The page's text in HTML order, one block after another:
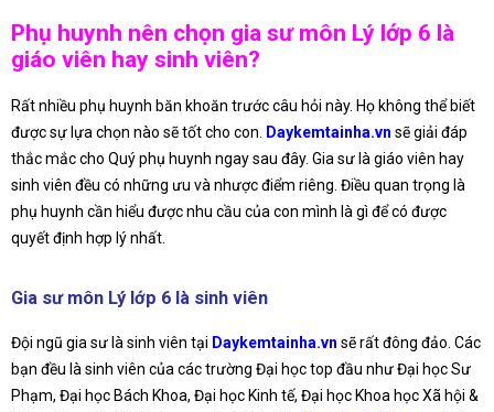
Phụ huynh nên chọn gia sư môn Lý lớp 6 là
giáo viên hay sinh viên?
Rất nhiều phụ huynh băn khoăn trước câu hỏi này. Họ không thể biết
được sự lựa chọn nào sẽ tốt cho con. Daykemtainha.vn sẽ giải đáp
thắc mắc cho Quý phụ huynh ngay sau đây. Gia sư là giáo viên hay
sinh viên đều có những ưu và nhược điểm riêng. Điều quan trọng là
phụ huynh cần hiểu được nhu cầu của con mình là gì để có được
quyết định hợp lý nhất.
Gia sư môn Lý lớp 6 là sinh viên
Đội ngũ gia sư là sinh viên tại Daykemtainha.vn sẽ rất đông đảo. Các
bạn đều là sinh viên của các trường Đại học top đầu như Đại học Sư
Phạm, Đại học Bách Khoa, Đại học Kinh tế, Đại học Khoa học Xã hội &